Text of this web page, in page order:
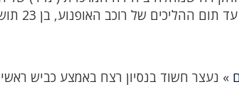
אישום
» נעצר חשוד בנסיון רצח באמצע כביש ראשי